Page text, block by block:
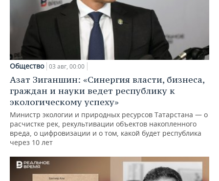
Общество 03 авг, 00:00
Азат Зиганшин: «Синергия власти, бизнеса,
граждан и науки ведет республику к
экологическому успеху»
Министр экологии и природных ресурсов Татарстана — о
расчистке рек, рекультивации объектов накопленного
вреда, о цифровизации и о том, какой будет республика
через 10 лет